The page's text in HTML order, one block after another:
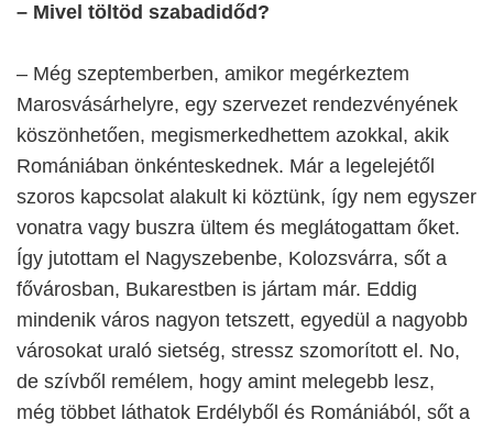
– Mivel töltöd szabadidőd?
– Még szeptemberben, amikor megérkeztem
Marosvásárhelyre, egy szervezet rendezvényének
köszönhetően, megismerkedhettem azokkal, akik
Romániában önkénteskednek. Már a legelejétől
szoros kapcsolat alakult ki köztünk, így nem egyszer
vonatra vagy buszra ültem és meglátogattam őket.
Így jutottam el Nagyszebenbe, Kolozsvárra, sőt a
fővárosban, Bukarestben is jártam már. Eddig
mindenik város nagyon tetszett, egyedül a nagyobb
városokat uraló sietség, stressz szomorított el. No,
de szívből remélem, hogy amint melegebb lesz,
még többet láthatok Erdélyből és Romániából, sőt a